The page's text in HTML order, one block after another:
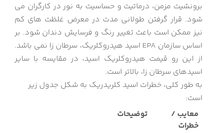
برونشیت مزمن، درماتیت و حساسیت به نور در کارگران می
شود. قرار گرفتن طولانی مدت در معرض غلظت های کم
نیز ممکن است باعث تغییر رنگ و فرسایش دندان شود. بر
اساس سازمان EPA اسید هیدروکلریک، سرطان زا نمی باشد.
از این رو قیمت هیدروکلریک اسید، در مقایسه با سایر
اسیدهای سرطان زا، بالاتر است.
به طور کلی، خطرات اسید کلریدریک به شکل جدول زیر
است:
معایب /
خطرات
توضیحات